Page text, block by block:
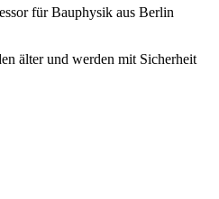
für Bauphysik aus Berlin
älter und werden mit Sicherheit